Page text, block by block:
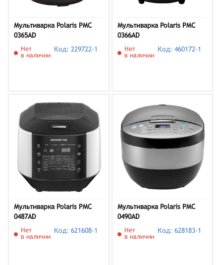
Мультиварка Polaris PMC
0365AD
Нет
в наличии
Код: 229722-1
Мультиварка Polaris PMC
0366AD
Нет
в наличии
Код: 460172-1
Мультиварка Polaris PMC
0487AD
Нет
в наличии
Код: 621608-1
Мультиварка Polaris PMC
0490AD
Нет
в наличии
Код: 628183-1